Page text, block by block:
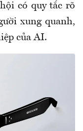
có quy tắc rõ
xung quanh,
của AI.